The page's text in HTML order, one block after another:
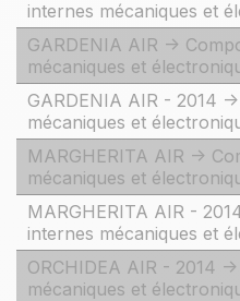
internes mécaniques et
GARDENIA AIR ->
mécaniques et
GARDENIA AIR - 2014 -
mécaniques et
MARGHERITA AIR ->
mécaniques et
MARGHERITA AIR -
internes mécaniques et
ORCHIDEA AIR - 2014 -
mécaniques et